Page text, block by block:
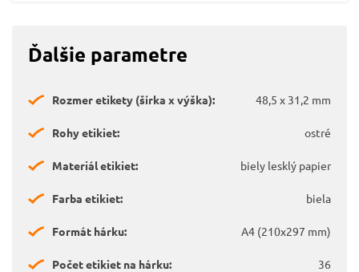
Ďalšie parametre
Rozmer etikety (šírka x výška): 48,5 x 31,2 mm
Rohy etikiet: ostré
Materiál etikiet: biely lesklý papier
Farba etikiet: biela
Formát hárku: A4 (210x297 mm)
Počet etikiet na hárku: 36